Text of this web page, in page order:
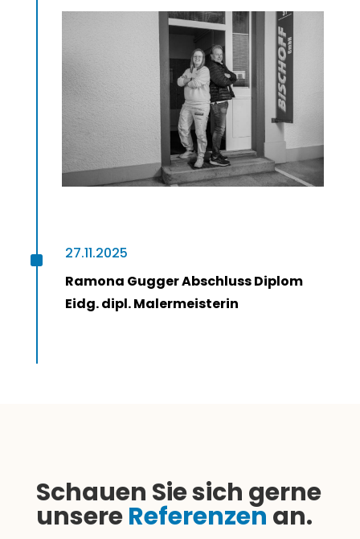
^
27.11.2025
Ramona Gugger Abschluss Diplom
Eidg. dipl. Malermeisterin
Schauen Sie sich gerne
unsereReferenzen an.